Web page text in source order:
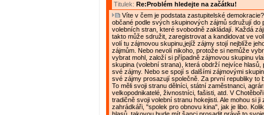
Titulek: Re:Problém hledejte na začátku!
Víte v čem je podstata zastupitelské
občané podle svých skupinových zájmů sdružují do
volebních stran, které svobodně zakládají. Každá
takto může sdružit, zaregistrovat a kandidovat ve
volí tu zájmovou skupinu,jejíž zájmy stojí nejblíže
zájmům. Nebo nevolí nikoho, protože si nemůže
vybrat mohl, založí si případně zájmovou skupinu
skupina (volební strana), která obdrží nejvíce hlasů,
své zájmy. Nebo se spojí s dalšími zájmovými
své zájmy prosazují společně. Za první republiky to
To měli svoji stranu dělníci, státní zaměstnanci,
velkopodnikatelé, živnostníci, fašisti, atd. V
tradičně svoji volební stranu hokejisti. Ale mohou si ji
zahrádkáři, "spolek pro obnovu kina", jak je libo.